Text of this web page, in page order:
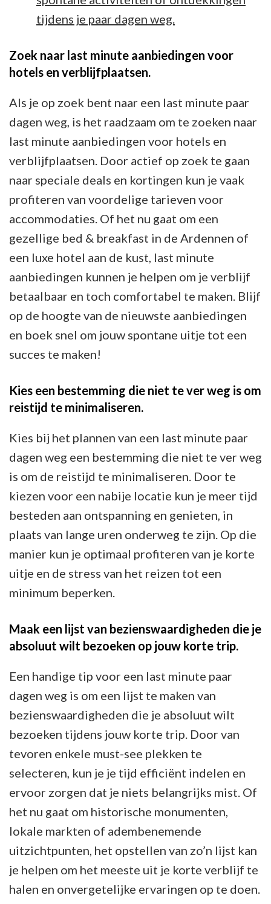
tijdens je paar dagen weg.
Zoek naar last minute aanbiedingen voor
hotels en verblijfplaatsen.
Als je op zoek bent naar een last minute paar
dagen weg, is het raadzaam om te zoeken naar
last minute aanbiedingen voor hotels en
verblijfplaatsen. Door actief op zoek te gaan
naar speciale deals en kortingen kun je vaak
profiteren van voordelige tarieven voor
accommodaties. Of het nu gaat om een
gezellige bed & breakfast in de Ardennen of
een luxe hotel aan de kust, last minute
aanbiedingen kunnen je helpen om je verblijf
betaalbaar en toch comfortabel te maken. Blijf
op de hoogte van de nieuwste aanbiedingen
en boek snel om jouw spontane uitje tot een
succes te maken!
Kies een bestemming die niet te ver weg is om
reistijd te minimaliseren.
Kies bij het plannen van een last minute paar
dagen weg een bestemming die niet te ver weg
is om de reistijd te minimaliseren. Door te
kiezen voor een nabije locatie kun je meer tijd
besteden aan ontspanning en genieten, in
plaats van lange uren onderweg te zijn. Op die
manier kun je optimaal profiteren van je korte
uitje en de stress van het reizen tot een
minimum beperken.
Maak een lijst van bezienswaardigheden die je
absoluut wilt bezoeken op jouw korte trip.
Een handige tip voor een last minute paar
dagen weg is om een lijst te maken van
bezienswaardigheden die je absoluut wilt
bezoeken tijdens jouw korte trip. Door van
tevoren enkele must-see plekken te
selecteren, kun je je tijd efficiënt indelen en
ervoor zorgen dat je niets belangrijks mist. Of
het nu gaat om historische monumenten,
lokale markten of adembenemende
uitzichtpunten, het opstellen van zo’n lijst kan
je helpen om het meeste uit je korte verblijf te
halen en onvergetelijke ervaringen op te doen.